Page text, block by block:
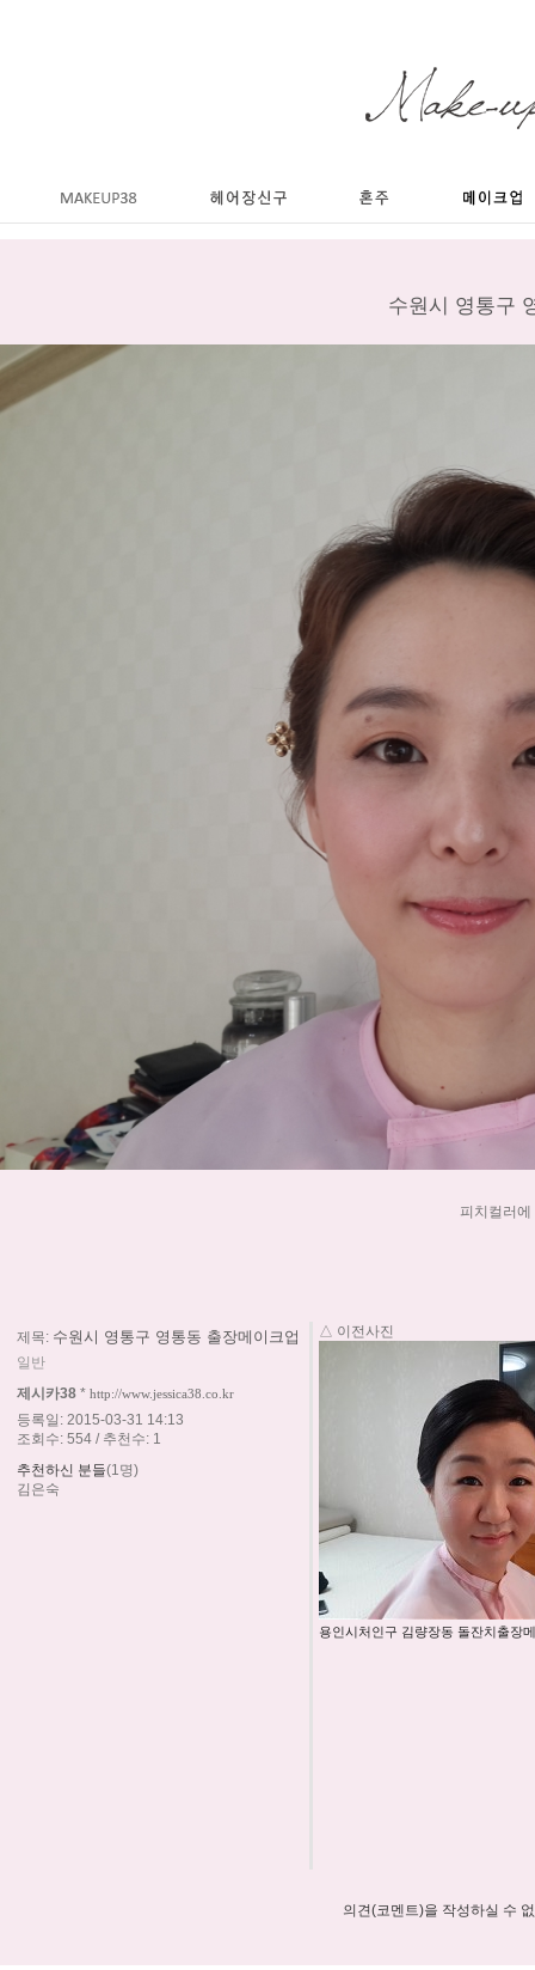
수원시 영통구
피치컬러
제목: 수원시 영통구 영통동 출장메이크업
일반
제시카38 * http://www.jessica38.co.kr
등록일: 2015-03-31 14:13
조회수: 554 / 추천수: 1
추천하신 분들(1명)
김은숙
△ 이전사진
용인시처인구 김량장동 돌잔치출장
의견(코멘트)을 작성하실 수